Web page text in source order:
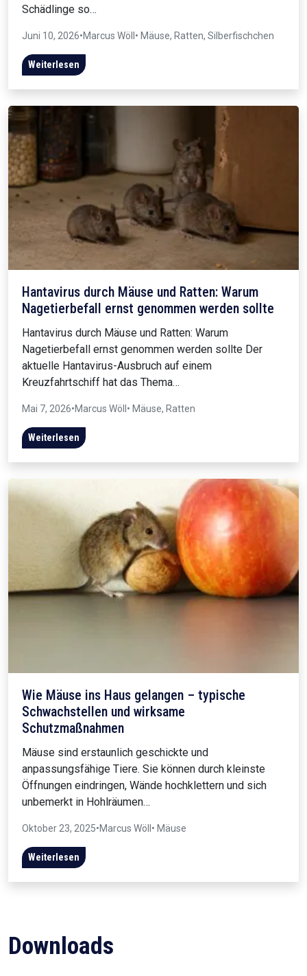
Schädlinge so…
Juni 10, 2026•Marcus Wöll • Mäuse, Ratten, Silberfischchen
Weiterlesen
Hantavirus durch Mäuse und Ratten: Warum
Nagetierbefall ernst genommen werden sollte
Hantavirus durch Mäuse und Ratten: Warum
Nagetierbefall ernst genommen werden sollte Der
aktuelle Hantavirus-Ausbruch auf einem
Kreuzfahrtschiff hat das Thema…
Mai 7, 2026•Marcus Wöll • Mäuse, Ratten
Weiterlesen
Wie Mäuse ins Haus gelangen – typische
Schwachstellen und wirksame
Schutzmaßnahmen
Mäuse sind erstaunlich geschickte und
anpassungsfähige Tiere. Sie können durch kleinste
Öffnungen eindringen, Wände hochklettern und sich
unbemerkt in Hohlräumen…
Oktober 23, 2025•Marcus Wöll• Mäuse
Weiterlesen
Downloads